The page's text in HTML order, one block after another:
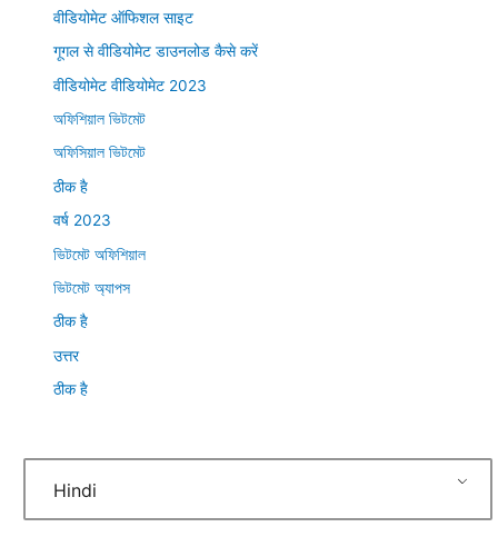
वीडियोमेट ऑफिशल साइट
गूगल से वीडियोमेट डाउनलोड कैसे करें
वीडियोमेट वीडियोमेट 2023
অফিশিয়াল ভিটমেট
অফিসিয়াল ভিটমেট
ठीक है
वर्ष 2023
ভিটমেট অফিশিয়াল
ভিটমেট অ্যাপস
ठीक है
उत्तर
ठीक है
Hindi